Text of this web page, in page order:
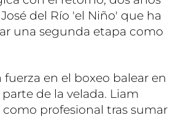
del Río 'el Niño' que ha
una segunda etapa como
en el boxeo balear en
de la velada. Liam
profesional tras sumar